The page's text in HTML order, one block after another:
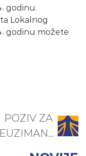
godinu.
Lokalnog
godinu možete
POZIV ZA